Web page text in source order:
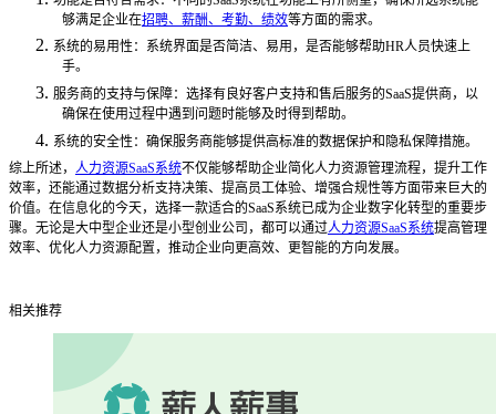
够满足企业在招聘、薪酬、考勤、绩效等方面的需求。
2. 系统的易用性：系统界面是否简洁、易用，是否能够帮助HR人员快速上
手。
3. 服务商的支持与保障：选择有良好客户支持和售后服务的SaaS提供商，以
确保在使用过程中遇到问题时能够及时得到帮助。
4. 系统的安全性：确保服务商能够提供高标准的数据保护和隐私保障措施。
综上所述， 人力资源SaaS系统不仅能够帮助企业简化人力资源管理流程，提升工作
效率，还能通过数据分析支持决策、提高员工体验、增强合规性等方面带来巨大的
价值。在信息化的今天，选择一款适合的SaaS系统已成为企业数字化转型的重要步
骤。无论是大中型企业还是小型创业公司，都可以通过人力资源SaaS系统提高管理
效率、优化人力资源配置，推动企业向更高效、更智能的方向发展。
相关推荐